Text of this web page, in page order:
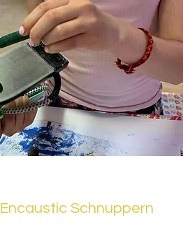
Encaustic Schnuppern